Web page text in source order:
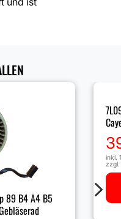
89 B4 A4 B5
inkl.
zzgl.
5